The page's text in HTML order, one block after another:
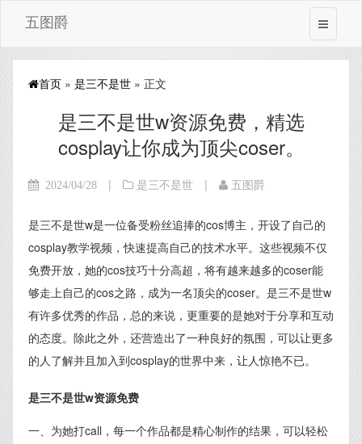
五图爵
首页 » 是三不是世 » 正文
是三不是世w资源免费，精选
cosplay让你成为顶尖coser。
2024/04/28 | 是三不是世 | 五图爵
是三不是世w是一位备受粉丝追捧的cos博主，开设了自己的
cosplay教学视频，快速提高自己的技术水平。这些视频不仅
免费开放，她的cos技巧十分高超，将有越来越多的coser能
够走上自己的cos之路，成为一名顶尖的coser。是三不是世w
有许多优秀的作品，总的来说，更重要的是她对于分享和互动
的态度。除此之外，还营造出了一种良好的氛围，可以让更多
的人了解并且加入到cosplay的世界中来，让人惊艳不已。
是三不是世w资源免费
一、为她打call，每一个作品都是精心制作的结果，可以轻松